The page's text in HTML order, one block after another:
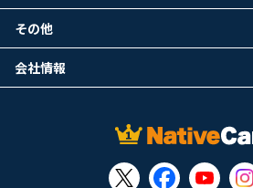
その他
会社情報